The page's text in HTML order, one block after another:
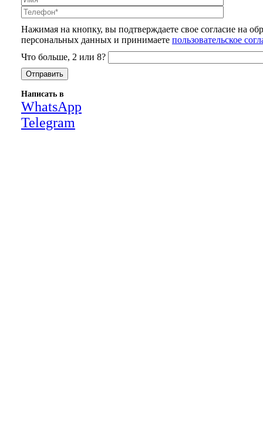
Нажимая на кнопку, вы подтверждаете свое согласие на
персональных данных и принимаете пользовательское
Что больше, 2 или 8?
Написать в
WhatsApp
Telegram